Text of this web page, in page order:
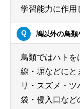
学習能力に作用
鳩以外の鳥類
鳥類ではハトを
線・塀などにと
リ・スズメ・
袋・侵入口など